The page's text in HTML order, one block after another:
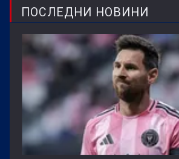
ПОСЛЕДНИ НОВИНИ